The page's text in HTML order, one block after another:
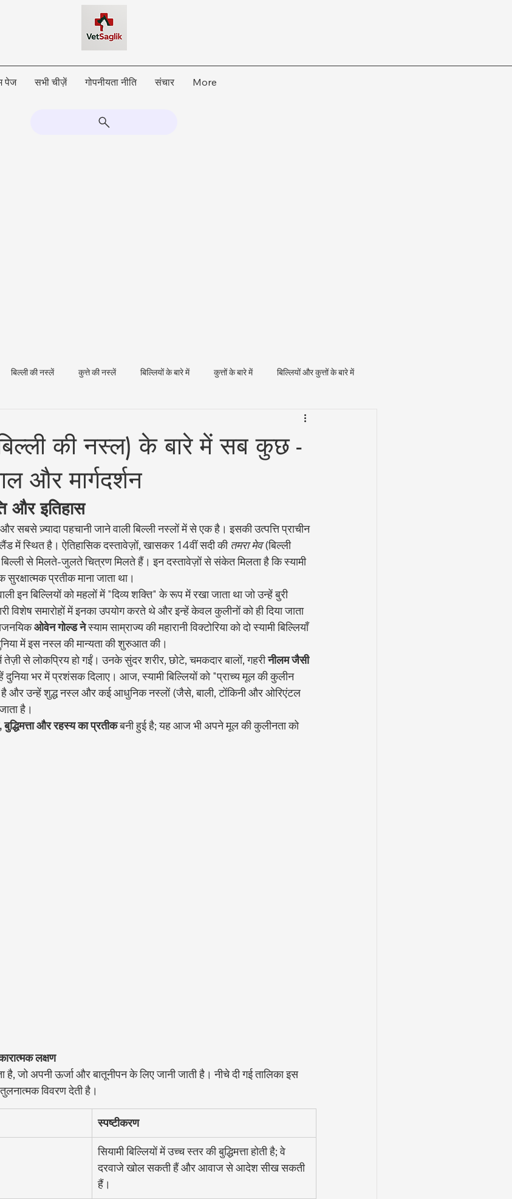
पेज सभी चीज़ें गोपनीयता नीति संचार More
बिल्ली की नस्लें कुत्ते की नस्लें बिल्लियों के बारे में कुत्तों के बारे में बिल्लियों और कुत्तों के बारे में
की नस्ल) के बारे में सब कुछ -
और मार्गदर्शन
और इतिहास
और सबसे ज़्यादा पहचानी जाने वाली बिल्ली नस्लों में से एक है। इसकी उत्पत्ति प्राचीन
में स्थित है। ऐतिहासिक दस्तावेज़ों, खासकर 14वीं सदी की तमरा मेव (बिल्ली
बिल्ली से मिलते-जुलते चित्रण मिलते हैं। इन दस्तावेज़ों से संकेत मिलता है कि स्यामी
सुरक्षात्मक प्रतीक माना जाता था।
वाली इन बिल्लियों को महलों में "दिव्य शक्ति" के रूप में रखा जाता था जो उन्हें बुरी
विशेष समारोहों में इनका उपयोग करते थे और इन्हें केवल कुलीनों को ही दिया जाता
ओवेन गोल्ड ने स्याम साम्राज्य की महारानी विक्टोरिया को दो स्यामी बिल्लियाँ
में इस नस्ल की मान्यता की शुरुआत की।
तेज़ी से लोकप्रिय हो गईं। उनके सुंदर शरीर, छोटे, चमकदार बालों, गहरी नीलम जैसी
दुनिया भर में प्रशंसक दिलाए। आज, स्यामी बिल्लियों को "प्राच्य मूल की कुलीन
है और उन्हें शुद्ध नस्ल और कई आधुनिक नस्लों (जैसे, बाली, टोंकिनी और ओरिएंटल
है।
बुद्धिमत्ता और रहस्य का प्रतीक बनी हुई है; यह आज भी अपने मूल की कुलीनता को
लक्षण
है, जो अपनी ऊर्जा और बातूनीपन के लिए जानी जाती है। नीचे दी गई तालिका इस
विवरण देती है।
स्पष्टीकरण
सियामी बिल्लियों में उच्च स्तर की बुद्धिमत्ता होती है; वे
दरवाजे खोल सकती हैं और आवाज से आदेश सीख सकती
हैं।